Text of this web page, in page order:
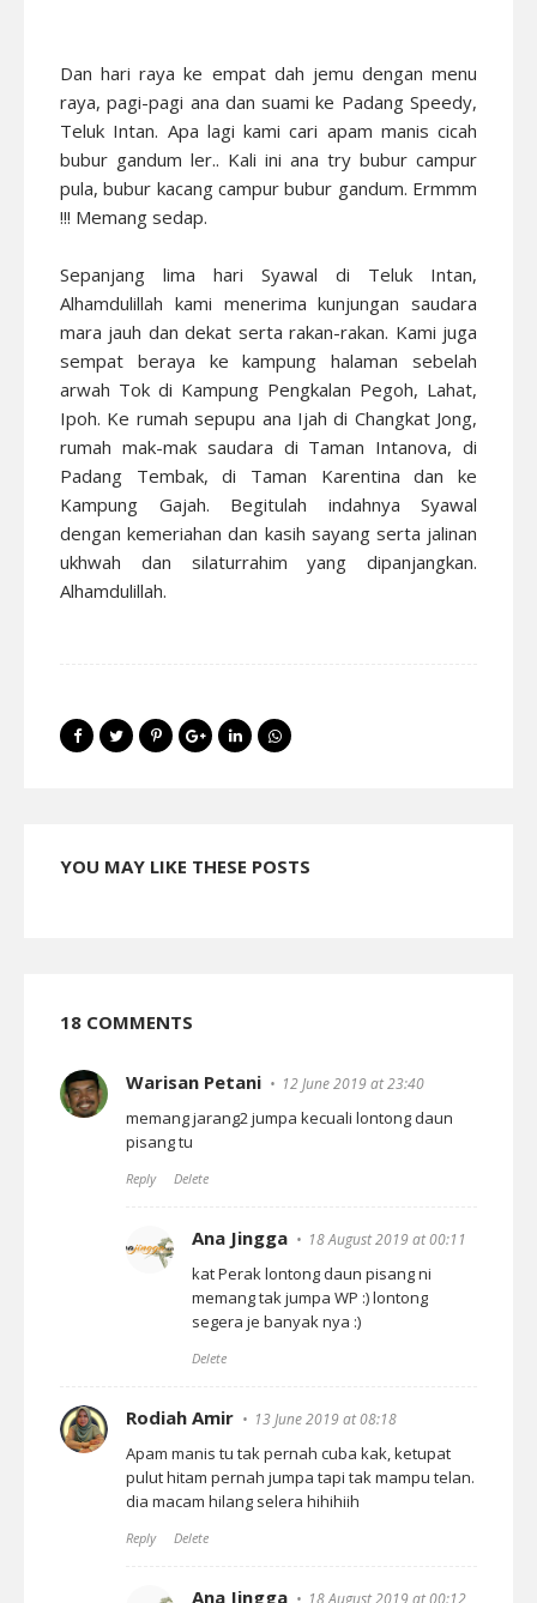
Dan hari raya ke empat dah jemu dengan menu
raya, pagi-pagi ana dan suami ke Padang Speedy,
Teluk Intan. Apa lagi kami cari apam manis cicah
bubur gandum ler.. Kali ini ana try bubur campur
pula, bubur kacang campur bubur gandum. Ermmm
!!! Memang sedap.
Sepanjang lima hari Syawal di Teluk Intan,
Alhamdulillah kami menerima kunjungan saudara
mara jauh dan dekat serta rakan-rakan. Kami juga
sempat beraya ke kampung halaman sebelah
arwah Tok di Kampung Pengkalan Pegoh, Lahat,
Ipoh. Ke rumah sepupu ana Ijah di Changkat Jong,
rumah mak-mak saudara di Taman Intanova, di
Padang Tembak, di Taman Karentina dan ke
Kampung Gajah. Begitulah indahnya Syawal
dengan kemeriahan dan kasih sayang serta jalinan
ukhwah dan silaturrahim yang dipanjangkan.
Alhamdulillah.
YOU MAY LIKE THESE POSTS
18 COMMENTS
Warisan Petani 12 June 2019 at 23:40
memang jarang2 jumpa kecuali lontong daun
pisang tu
Reply Delete
Ana Jingga 18 August 2019 at 00:11
kat Perak lontong daun pisang ni
memang tak jumpa WP :) lontong
segera je banyak nya :)
Delete
Rodiah Amir 13 June 2019 at 08:18
Apam manis tu tak pernah cuba kak, ketupat
pulut hitam pernah jumpa tapi tak mampu telan.
dia macam hilang selera hihihiih
Reply Delete
Ana Jingga 18 August 2019 at 00:12